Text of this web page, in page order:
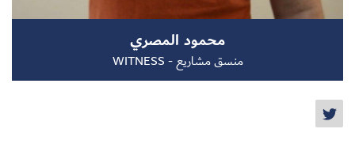
سجل الآن
محمود المصري
منسق مشاريع - WITNESS